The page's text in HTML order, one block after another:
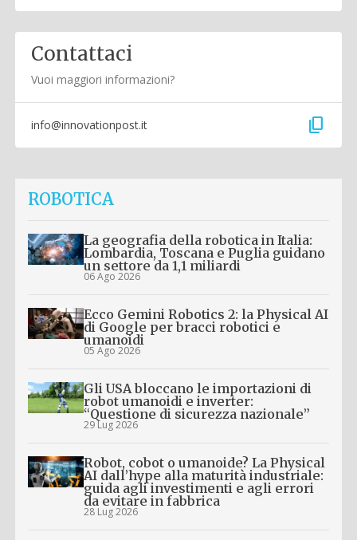
Contattaci
Vuoi maggiori informazioni?
info@innovationpost.it content_copy
ROBOTICA
La geografia della robotica in Italia:
Lombardia, Toscana e Puglia guidano
un settore da 1,1 miliardi
06 Ago 2026
Ecco Gemini Robotics 2: la Physical AI
di Google per bracci robotici e
umanoidi
05 Ago 2026
Gli USA bloccano le importazioni di
robot umanoidi e inverter:
“Questione di sicurezza nazionale”
29 Lug 2026
Robot, cobot o umanoide? La Physical
AI dall’hype alla maturità industriale:
guida agli investimenti e agli errori
da evitare in fabbrica
28 Lug 2026